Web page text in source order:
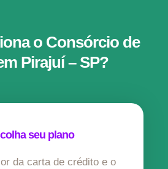
o Consórcio de
Pirajuí – SP?
seu plano
da carta de crédito e o